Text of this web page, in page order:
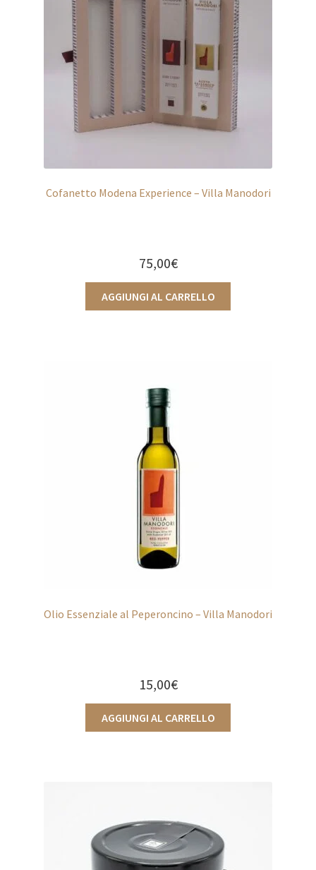
Cofanetto Modena Experience – Villa Manodori
75,00€
AGGIUNGI AL CARRELLO
Olio Essenziale al Peperoncino – Villa Manodori
15,00€
AGGIUNGI AL CARRELLO